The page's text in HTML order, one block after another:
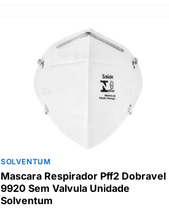
SOLVENTUM
Mascara Respirador Pff2 Dobravel
9920 Sem Valvula Unidade
Solventum